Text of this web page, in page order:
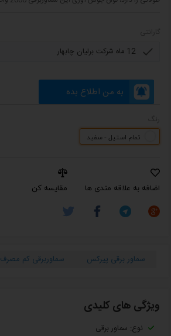
به من اطلاع بده
تمام استیل - سفید
اضافه به علاقه مندی ها مقایسه کن
سماور برقی پیرکس سماوربرقی کم مصرف
ویژگی های کلیدی
نوع: سماور برقی